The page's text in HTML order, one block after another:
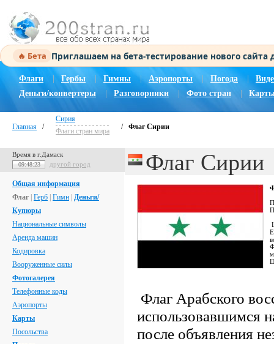
🔥 Бета Приглашаем на бета-тестирование нового
Флаги Гербы Гимны | Аэропорты Погода |
Деньги/конвертеры
Разговорники Фото стран
Главная /
Сирия
Флаги стран мира
/ Флаг Сирии
Время в г.Дамаск
09:48:24 другой город
Общая информация
Флаг Герб Гимн Деньги/
Купюры
Национальные символы
Аренда машин
Кодировка
Вооруженные силы
Фотогалерея
Телефонные коды
Аэропорты
Карты
Посольства
Флаг Сирии
Флаг Арабского
использовавшимся
после объявления